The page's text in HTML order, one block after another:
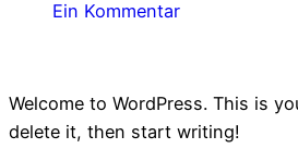
Ein Kommentar
Welcome to WordPress. This is
delete it, then start writing!